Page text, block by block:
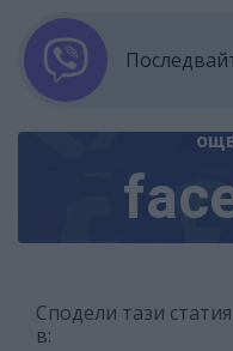
Сподели тази статия
в: